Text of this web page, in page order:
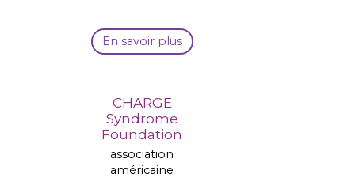
En savoir plus
CHARGE
Syndrome
Foundation
association
américaine